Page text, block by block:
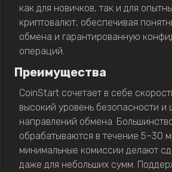
как для новичков, так и для
криптовалют, обеспечивая
обмена и гарантированную
операций.
Преимущества
CoinStart сочетает в себе
высокий уровень безопасности и
направлений обмена.
обрабатываются в течение 5–30
минимальные комиссии делают
даже для небольших сумм.